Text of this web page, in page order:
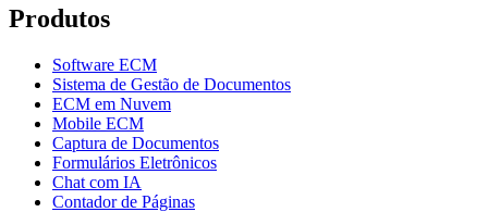
Produtos
Software ECM
Sistema de Gestão de Documentos
ECM em Nuvem
Mobile ECM
Captura de Documentos
Formulários Eletrônicos
Chat com IA
Contador de Páginas